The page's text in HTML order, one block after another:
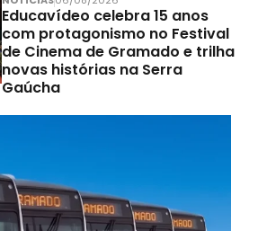
Educavídeo celebra 15 anos
com protagonismo no Festival
de Cinema de Gramado e trilha
novas histórias na Serra
Gaúcha